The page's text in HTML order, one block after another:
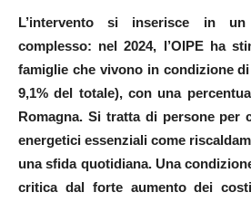
L’intervento si inserisce in un
complesso: nel 2024, l’OIPE ha
famiglie che vivono in condizione
9,1% del totale), con una
Romagna. Si tratta di persone per
energetici essenziali come
una sfida quotidiana. Una
critica dal forte aumento dei costi